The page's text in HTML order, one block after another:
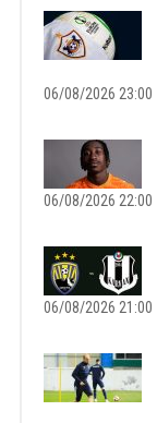
06/08/2026 23:00
06/08/2026 22:00
06/08/2026 21:00